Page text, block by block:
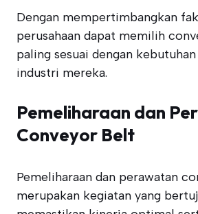
Dengan mempertimbangkan
perusahaan dapat memilih
paling sesuai dengan
industri mereka.
Pemeliharaan dan
Conveyor Belt
Pemeliharaan dan perawatan
merupakan kegiatan yang